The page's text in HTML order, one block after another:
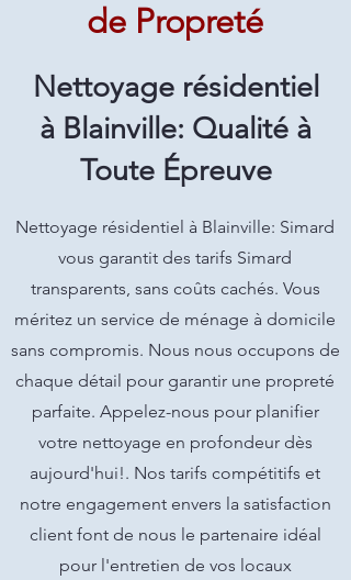
de Propreté
Nettoyage résidentiel
à Blainville: Qualité à
Toute Épreuve
Nettoyage résidentiel à Blainville: Simard
vous garantit des tarifs Simard
transparents, sans coûts cachés. Vous
méritez un service de ménage à domicile
sans compromis. Nous nous occupons de
chaque détail pour garantir une propreté
parfaite. Appelez-nous pour planifier
votre nettoyage en profondeur dès
aujourd'hui!. Nos tarifs compétitifs et
notre engagement envers la satisfaction
client font de nous le partenaire idéal
pour l'entretien de vos locaux